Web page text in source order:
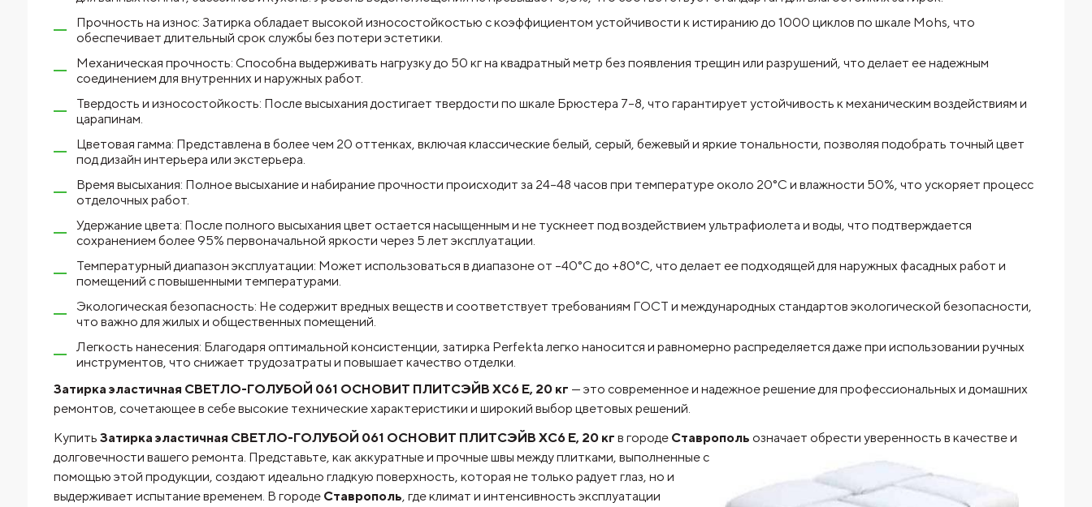
Прочность на износ: Затирка обладает высокой износостойкостью с коэффициентом устойчивости к истиранию до 1000 циклов по шкале Mohs, что
обеспечивает длительный срок службы без потери эстетики.
Механическая прочность: Способна выдерживать нагрузку до 50 кг на квадратный метр без появления трещин или разрушений, что делает ее надежным
соединением для внутренних и наружных работ.
Твердость и износостойкость: После высыхания достигает твердости по шкале Брюстера 7–8, что гарантирует устойчивость к механическим воздействиям и
царапинам.
Цветовая гамма: Представлена в более чем 20 оттенках, включая классические белый, серый, бежевый и яркие тональности, позволяя подобрать точный цвет
под дизайн интерьера или экстерьера.
Время высыхания: Полное высыхание и набирание прочности происходит за 24–48 часов при температуре около 20°C и влажности 50%, что ускоряет процесс
отделочных работ.
Удержание цвета: После полного высыхания цвет остается насыщенным и не тускнеет под воздействием ультрафиолета и воды, что подтверждается
сохранением более 95% первоначальной яркости через 5 лет эксплуатации.
Температурный диапазон эксплуатации: Может использоваться в диапазоне от –40°C до +80°C, что делает ее подходящей для наружных фасадных работ и
помещений с повышенными температурами.
Экологическая безопасность: Не содержит вредных веществ и соответствует требованиям ГОСТ и международных стандартов экологической безопасности,
что важно для жилых и общественных помещений.
Легкость нанесения: Благодаря оптимальной консистенции, затирка Perfekta легко наносится и равномерно распределяется даже при использовании ручных
инструментов, что снижает трудозатраты и повышает качество отделки.
Затирка эластичная СВЕТЛО-ГОЛУБОЙ 061 ОСНОВИТ ПЛИТСЭЙВ XC6 Е, 20 кг — это современное и надежное решение для профессиональных и домашних
ремонтов, сочетающее в себе высокие технические характеристики и широкий выбор цветовых решений.
Купить Затирка эластичная СВЕТЛО-ГОЛУБОЙ 061 ОСНОВИТ ПЛИТСЭЙВ XC6 Е, 20 кг в городе Ставрополь означает обрести уверенность в качестве и
долговечности вашего ремонта. Представьте, как аккуратные и прочные швы между плитками, выполненные с
помощью этой продукции, создают идеально гладкую поверхность, которая не только радует глаз, но и
выдерживает испытание временем. В городе Ставрополь, где климат и интенсивность эксплуатации